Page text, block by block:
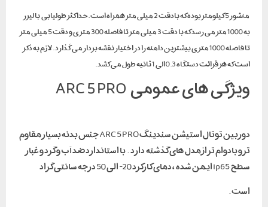
منشور 5 کیلومتر بوده که بادقت 2 میلی متر همراه است .حداکثر طولیابی با لیزر
به 1000 متر می رسد که با دقت 3 میلی متر تا فاصله 300 متری و دقت 5 میلی متر
تا فاصله 1000 متری بیشترین دامنه را در اختیار نقشه بردار می گذارد . لازم به ذکر
است که هر قرائت دستگاه 0.3 الی 1 ثانیه طول می کشد .
ویژگی های عمومی ARC 5 PRO
دوربین توتال استیشن سندینگ ARC 5 PRO جنس بدنه بسیار مقاوم
تر و بادوام تر از مدل های گذشته دارد . با استاندارد ضد آب و گرد و غبار
سطح ip65 ایمن شده ، دمای کارکرد 20- الی 50 درجه سانتی گراد
است .